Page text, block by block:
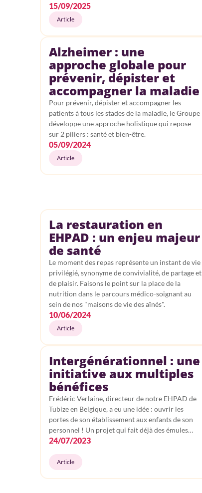
15/09/2025
Article
Alzheimer : une
approche globale pour
prévenir, dépister et
accompagner la maladie
Pour prévenir, dépister et accompagner les
patients à tous les stades de la maladie, le Groupe
développe une approche holistique qui repose
sur 2 piliers : santé et bien-être.
05/09/2024
Article
La restauration en
EHPAD : un enjeu majeur
de santé
Le moment des repas représente un instant de vie
privilégié, synonyme de convivialité, de partage et
de plaisir. Faisons le point sur la place de la
nutrition dans le parcours médico-soignant au
sein de nos "maisons de vie des aînés".
10/06/2024
Article
Intergénérationnel : une
initiative aux multiples
bénéfices
Frédéric Verlaine, directeur de notre EHPAD de
Tubize en Belgique, a eu une idée : ouvrir les
portes de son établissement aux enfants de son
personnel ! Un projet qui fait déjà des émules…
24/07/2023
Article